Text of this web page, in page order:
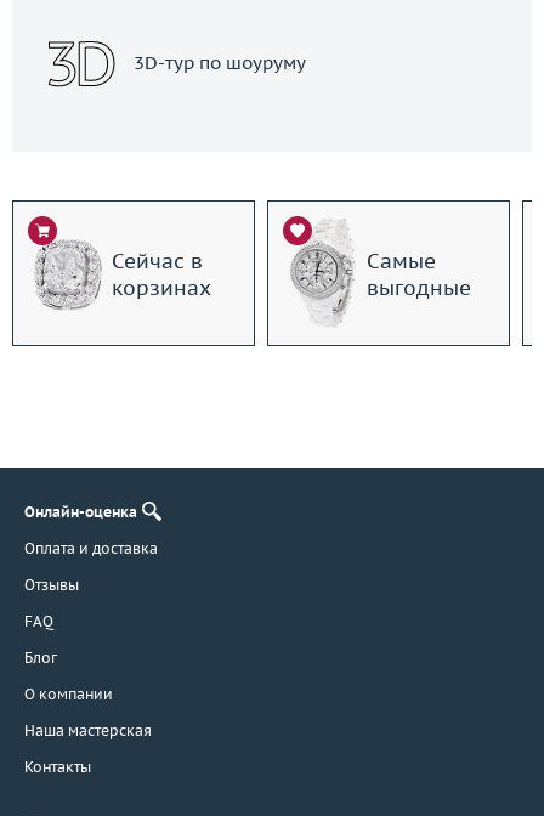
3D-тур по шоуруму
Сейчас в
корзинах
Самые
выгодные
Онлайн-оценка
Оплата и доставка
Отзывы
FAQ
Блог
О компании
Наша мастерская
Контакты